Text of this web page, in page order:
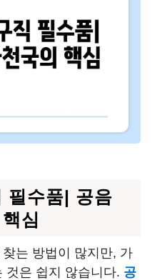
필수품| 공음
심
는 방법이 많지만, 가
것은 쉽지 않습니다. 공